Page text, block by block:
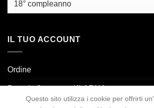
IL TUO ACCOUNT
Ordine
Paga in 3 rate con KLARNA.
Questo sito utilizza i cookie per offrirti